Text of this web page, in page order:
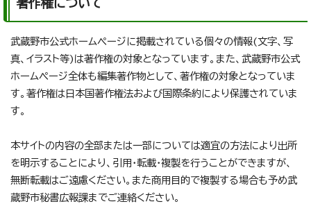
著作権について
武蔵野市公式ホームページに掲載されている個々の情報(文字、写
真、イラスト等)は著作権の対象となっています。また、武蔵野市公式
ホームページ全体も編集著作物として、著作権の対象となっていま
す。著作権は日本国著作権法および国際条約により保護されていま
す。
本サイトの内容の全部または一部については適宜の方法により出所
を明示することにより、引用・転載・複製を行うことができますが、
無断転載はご遠慮ください。また商用目的で複製する場合も予め武
蔵野市秘書広報課までご連絡ください。